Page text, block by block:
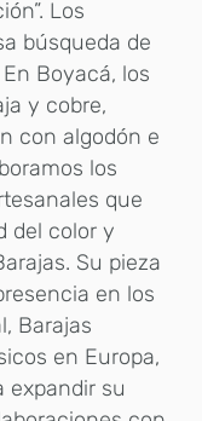
Los
búsqueda de
Boyacá, los
y cobre,
con algodón e
los
que
del color y
Su pieza
en los
Barajas
en Europa,
expandir su